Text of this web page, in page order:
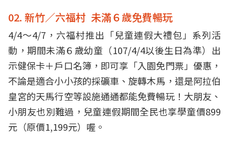
02. 新竹／六福村 未滿６歲免費暢玩
4/4～4/7，六福村推出「兒童連假大禮包」系列活
動，期間未滿６歲幼童（107/4/4以後生日為準）出
示健保卡＋戶口名簿，即可享「入園免門票」優惠，
不論是適合小小孩的採礦車、旋轉木馬，還是阿拉伯
皇宮的天馬行空等設施通通都能免費暢玩！大朋友、
小朋友也別難過，兒童連假期間全民也享學童價899
元（原價1,199元）喔。